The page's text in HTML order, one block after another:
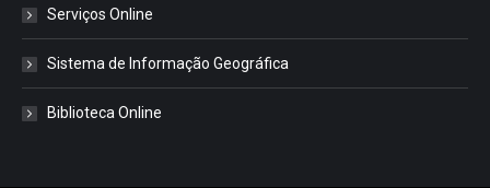
Serviços Online
Sistema de Informação Geográfica
Biblioteca Online